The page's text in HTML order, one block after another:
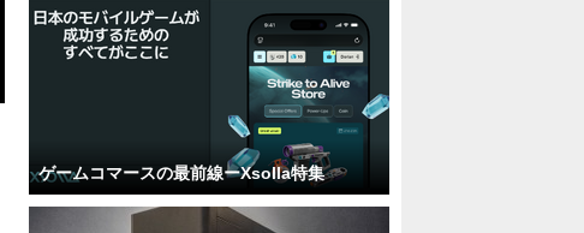
ゲームコマースの最前線ーXsolla特集